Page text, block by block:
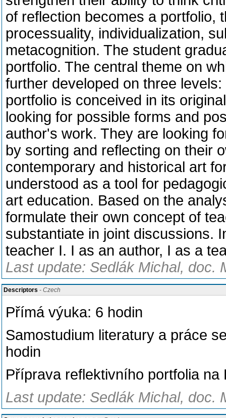
of reflection becomes a portfolio,
processuality, individualization,
metacognition. The student
portfolio. The central theme on
further developed on three
portfolio is conceived in its
looking for possible forms and
author's work. They are looking
by sorting and reflecting on their
contemporary and historical art
understood as a tool for
art education. Based on the
formulate their own concept of
substantiate in joint discussions.
teacher I. I as an author, I as a
Last update: Sedlák Michal, doc.
Descriptors - Czech
Přímá výuka: 6 hodin
Samostudium literatury a práce
hodin
Příprava reflektivního portfolia na
Last update: Sedlák Michal, doc.